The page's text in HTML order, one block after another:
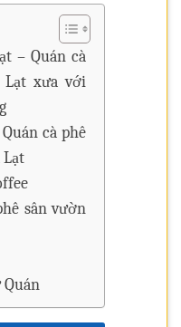
– Quán cà
xưa với
cà phê
sân vườn
Quán